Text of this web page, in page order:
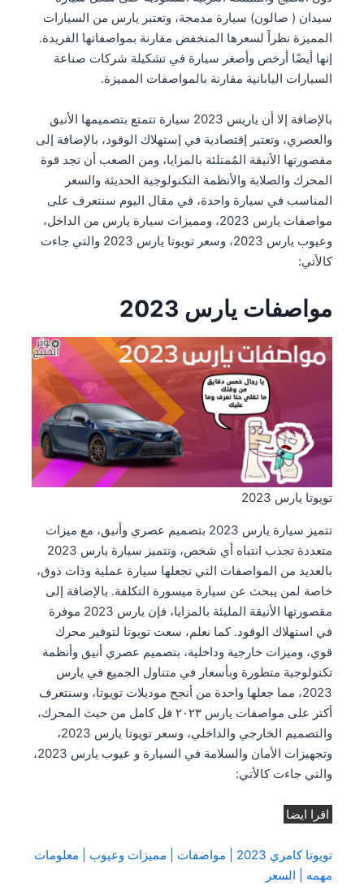
سيدان ( صالون) سيارة مدمجة، وتعتبر يارس من السيارات
المميزة نظراً لسعرها المنخفض مقارنة بمواصفاتها الفريدة.
إنها أيضًا أرخص وأصغر سيارة في تشكيلة شركات صناعة
السيارات اليابانية مقارنة بالمواصفات المميزة.
بالإضافة إلا أن ياريس 2023 سيارة تتمتع بتصميمها الأنيق
والعصري، وتعتبر إقتصادية في إستهلاك الوقود، بالإضافة إلى
مقصورتها الأنيقة المُمتلئة بالمزايا، ومن الصعب أن تجد قوة
المحرك والصلابة والأنظمة التكنولوجية الحديثة والسعر
المناسب في سيارة واحدة، في مقال اليوم سنتعرف على
مواصفات يارس 2023، ومميزات سيارة يارس من الداخل،
وعيوب يارس 2023، وسعر تويوتا يارس 2023 والتي جاءت
كالأتي:
مواصفات يارس 2023
تويوتا يارس 2023
تتميز سيارة يارس 2023 بتصميم عصري وأنيق، مع ميزات
متعددة تجذب انتباه أي شخص، وتتميز سيارة يارس 2023
بالعديد من المواصفات التي تجعلها سيارة عملية وذات ذوق،
خاصة لمن يبحث عن سيارة ميسورة التكلفة. بالإضافة إلى
مقصورتها الأنيقة المليئة بالمزايا، فإن يارس 2023 موفرة
في استهلاك الوقود. كما نعلم، سعت تويوتا لتوفير محرك
قوي، وميزات خارجية وداخلية، بتصميم عصري أنيق وأنظمة
تكنولوجية متطورة وبأسعار في متناول الجميع في يارس
2023، مما جعلها واحدة من أنجح موديلات تويوتا، وسنتعرف
أكتر على مواصفات يارس ٢٠٢٣ فل كامل من حيث المحرك،
والتصميم الخارجي والداخلي، وسعر تويوتا يارس 2023،
وتجهيزات الأمان والسلامة في السيارة و عيوب يارس 2023،
والتي جاءت كالأتي:
اقرا ايضا
تويوتا كامري 2023 | مواصفات | مميزات وعيوب | معلومات
مهمه | السعر